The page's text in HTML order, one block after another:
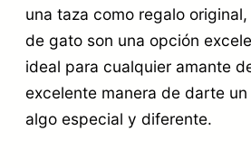
una taza como regalo
de gato son una opción
ideal para cualquier amante
excelente manera de darte
algo especial y diferente.